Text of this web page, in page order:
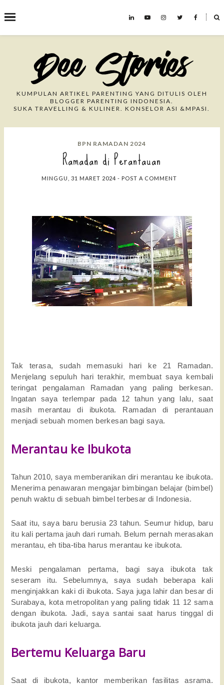
˟
Search This Blog
KUMPULAN ARTIKEL PARENTING YANG DITULIS OLEH
BLOGGER PARENTING INDONESIA.
SUKA TRAVELLING & KULINER. KONSELOR ASI &MPASI.
BPN RAMADAN 2024
Ramadan di Perantauan
MINGGU, 31 MARET 2024 - POST A COMMENT
Tak terasa, sudah memasuki hari ke 21 Ramadan.
Menjelang sepuluh hari terakhir, membuat saya kembali
teringat pengalaman Ramadan yang paling berkesan.
Ingatan saya terlempar pada 12 tahun yang lalu, saat
masih merantau di ibukota. Ramadan di perantauan
menjadi sebuah momen berkesan bagi saya.
Merantau ke Ibukota
Tahun 2010, saya memberanikan diri merantau ke ibukota.
Menerima penawaran mengajar bimbingan belajar (bimbel)
penuh waktu di sebuah bimbel terbesar di Indonesia.
Saat itu, saya baru berusia 23 tahun. Seumur hidup, baru
itu kali pertama jauh dari rumah. Belum pernah merasakan
merantau, eh tiba-tiba harus merantau ke ibukota.
Meski pengalaman pertama, bagi saya ibukota tak
seseram itu. Sebelumnya, saya sudah beberapa kali
menginjakkan kaki di ibukota. Saya juga lahir dan besar di
Surabaya, kota metropolitan yang paling tidak 11 12 sama
dengan ibukota. Jadi, saya santai saat harus tinggal di
ibukota jauh dari keluarga.
Bertemu Keluarga Baru
Saat di ibukota, kantor memberikan fasilitas asrama.